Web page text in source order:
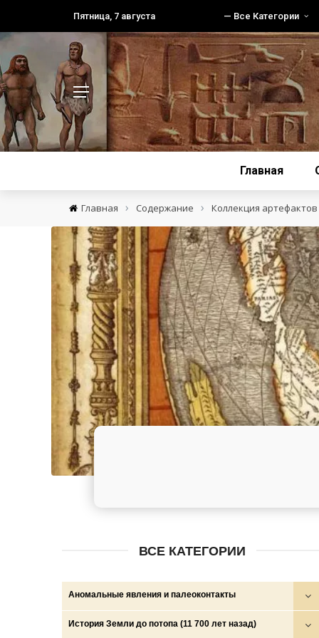
Пятница, 7 августа — Все Категории
Главная
Главная › Содержание › Коллекция артефактов
ВСЕ КАТЕГОРИИ
Аномальные явления и палеоконтакты
Круги на полях
История Земли до потопа (11 700 лет назад)